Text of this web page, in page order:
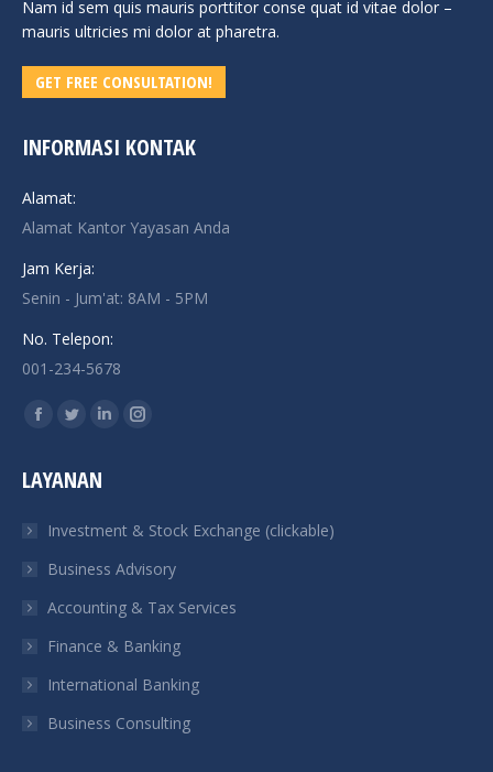
Nam id sem quis mauris porttitor conse quat id vitae dolor –
mauris ultricies mi dolor at pharetra.
GET FREE CONSULTATION!
INFORMASI KONTAK
Alamat:
Alamat Kantor Yayasan Anda
Jam Kerja:
Senin - Jum'at: 8AM - 5PM
No. Telepon:
001-234-5678
Find us on:
Facebook
opens
new
window
Twitter
opens
new
window
Linkedin
new
window
Instagram
new
window
LAYANAN
Investment & Stock Exchange (clickable)
Business Advisory
Accounting & Tax Services
Finance & Banking
International Banking
Business Consulting